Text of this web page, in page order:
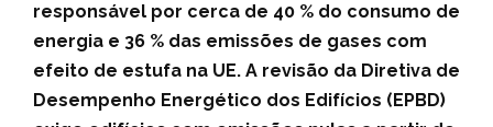
responsável por cerca de 40 % do consumo de
energia e 36 % das emissões de gases com
efeito de estufa na UE. A revisão da Diretiva de
Desempenho Energético dos Edifícios (EPBD)